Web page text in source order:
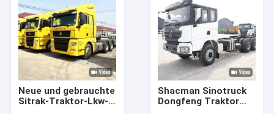
Neue und gebrauchte
Sitrak-Traktor-Lkw-
Shacman Sinotruck
Dongfeng Traktor